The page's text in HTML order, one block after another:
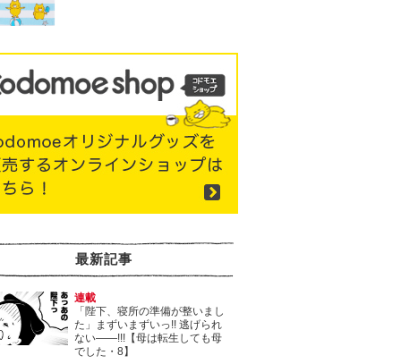
最新記事
連載
「陛下、寝所の準備が整いまし
た」まずいまずいっ!! 逃げられ
ない――!!!【母は転生しても母
でした・8】